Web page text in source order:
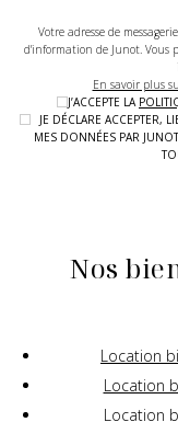
Votre adresse de
d'information de Junot. Vous
En savoir plus
J’ACCEPTE LA
JE DÉCLARE ACCEPTER,
MES DONNÉES PAR
Nos
Location
Location
Location